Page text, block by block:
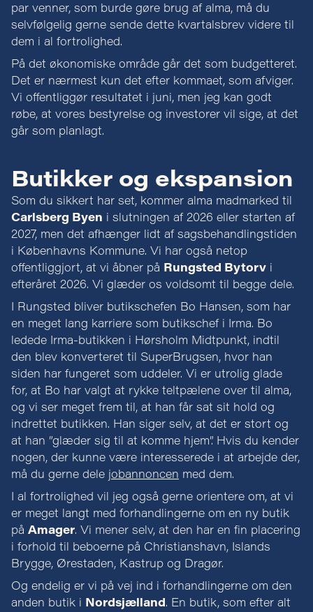
par venner, som burde gøre brug af alma, må du
selvfølgelig gerne sende dette kvartalsbrev videre til
dem i al fortrolighed.
På det økonomiske område går det som budgetteret.
Det er nærmest kun det efter kommaet, som afviger.
Vi offentliggør resultatet i juni, men jeg kan godt
røbe, at vores bestyrelse og investorer vil sige, at det
går som planlagt.
Butikker og ekspansion
Som du sikkert har set, kommer alma madmarked til
Carlsberg Byen i slutningen af 2026 eller starten af
2027, men det afhænger lidt af sagsbehandlingstiden
i Københavns Kommune. Vi har også netop
offentliggjort, at vi åbner på Rungsted Bytorv i
efteråret 2026. Vi glæder os voldsomt til begge dele.
I Rungsted bliver butikschefen Bo Hansen, som har
en meget lang karriere som butikschef i Irma. Bo
ledede Irma-butikken i Hørsholm Midtpunkt, indtil
den blev konverteret til SuperBrugsen, hvor han
siden har fungeret som uddeler. Vi er utrolig glade
for, at Bo har valgt at rykke teltpælene over til alma,
og vi ser meget frem til, at han får sat sit hold og
indrettet butikken. Han siger selv, at det er stort og
at han ”glæder sig til at komme hjem”. Hvis du kender
nogen, der kunne være interesserede i at arbejde der,
må du gerne dele jobannoncen med dem.
I al fortrolighed vil jeg også gerne orientere om, at vi
er meget langt med forhandlingerne om en ny butik
på Amager. Vi mener selv, at den har en fin placering
i forhold til beboerne på Christianshavn, Islands
Brygge, Ørestaden, Kastrup og Dragør.
Og endelig er vi på vej ind i forhandlingerne om den
anden butik i Nordsjælland. En butik, som efter alt